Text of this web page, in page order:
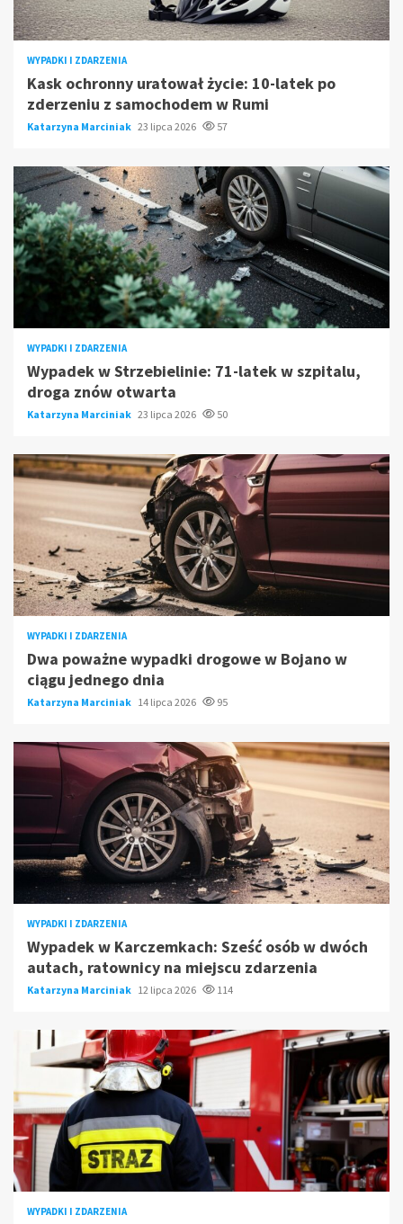
WYPADKI I ZDARZENIA
Kask ochronny uratował życie: 10-latek po
zderzeniu z samochodem w Rumi
Katarzyna Marciniak 23 lipca 2026 57
WYPADKI I ZDARZENIA
Wypadek w Strzebielinie: 71-latek w szpitalu,
droga znów otwarta
Katarzyna Marciniak 23 lipca 2026 50
WYPADKI I ZDARZENIA
Dwa poważne wypadki drogowe w Bojano w
ciągu jednego dnia
Katarzyna Marciniak 14 lipca 2026 95
WYPADKI I ZDARZENIA
Wypadek w Karczemkach: Sześć osób w dwóch
autach, ratownicy na miejscu zdarzenia
Katarzyna Marciniak 12 lipca 2026 114
WYPADKI I ZDARZENIA